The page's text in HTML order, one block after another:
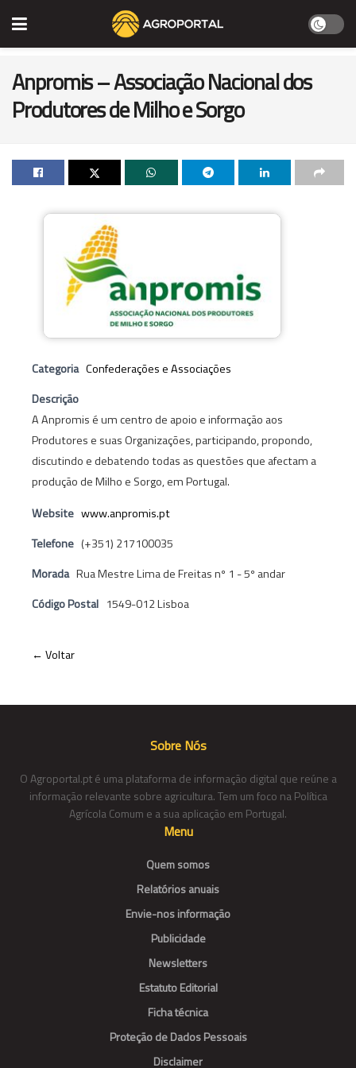
Anpromis – Associação Nacional dos
Produtores de Milho e Sorgo
Categoria Confederações e Associações
Descrição
A Anpromis é um centro de apoio e informação aos
Produtores e suas Organizações, participando, propondo,
discutindo e debatendo todas as questões que afectam a
produção de Milho e Sorgo, em Portugal.
Website www.anpromis.pt
Telefone (+351) 217100035
Morada Rua Mestre Lima de Freitas nº 1 - 5º andar
Código Postal 1549-012 Lisboa
← Voltar
Sobre Nós
O Agroportal.pt é uma plataforma de informação digital que reúne a
informação relevante sobre agricultura. Tem um foco na Política
Agrícola Comum e a sua aplicação em Portugal.
Menu
Quem somos
Relatórios anuais
Envie-nos informação
Publicidade
Newsletters
Estatuto Editorial
Ficha técnica
Proteção de Dados Pessoais
Disclaimer